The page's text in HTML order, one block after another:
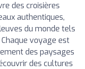
des croisières
authentiques,
du monde tels
voyage est
des paysages
des cultures